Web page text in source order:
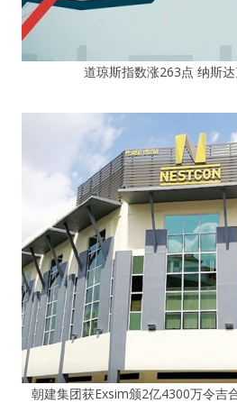
道琼斯指数涨263点 纳斯
朝建集团获Exsim颁2亿4300万令吉